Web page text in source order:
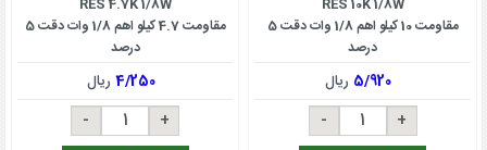
RES 10K 1/8W
مقاومت 10 کیلو اهم 1/8 وات دقت 5
درصد
5/920 ریال
RES 4.7K 1/8W
مقاومت 4.7 کیلو اهم 1/8 وات دقت 5
درصد
4/250 ریال